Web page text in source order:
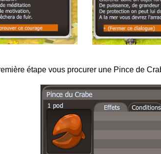
étape vous procurer une Pince de